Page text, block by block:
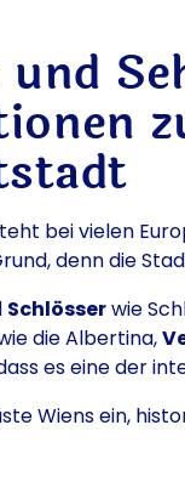
bei vielen
denn die
Schlösserwie
die Albertina,
es eine der
Wiens ein,